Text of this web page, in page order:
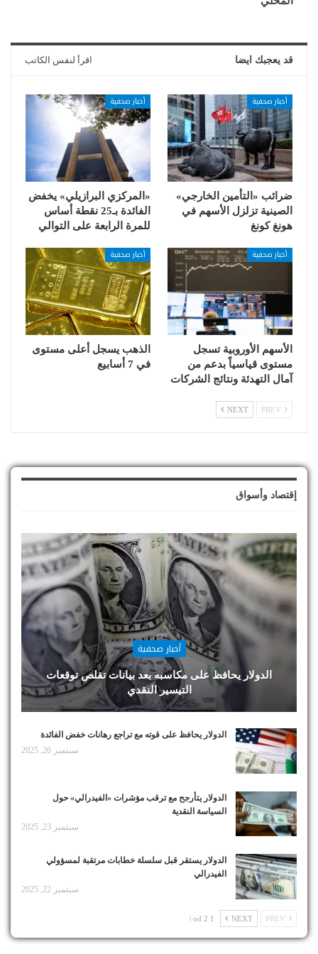
قد يعجبك ايضا اقرأ لنفس الكاتب
أخبار صحفية
ضرائب «التأمين الخارجي»
الصينية تزلزل الأسهم في
هونغ كونغ
أخبار صحفية
«المركزي البرازيلي» يخفض
الفائدة بـ25 نقطة أساس
للمرة الرابعة على التوالي
أخبار صحفية
الأسهم الأوروبية تسجل
مستوى قياسياً بدعم من
آمال التهدئة ونتائج الشركات
أخبار صحفية
الذهب يسجل أعلى مستوى
في 7 أسابيع
NEXT
إقتصاد وأسواق
أخبار صحفية
الدولار يحافظ على مكاسبه بعد بيانات تقلص توقعات
التيسير النقدي
الدولار يحافظ على قوته مع تراجع رهانات خفض الفائدة
سبتمبر 26, 2025
الدولار يتأرجح مع ترقب مؤشرات «الفيدرالي» حول
السياسة النقدية
سبتمبر 23, 2025
الدولار يستقر قبل سلسلة خطابات مرتقبة لمسؤولي
الفيدرالي
سبتمبر 22, 2025
NEXT
1 od 2 |